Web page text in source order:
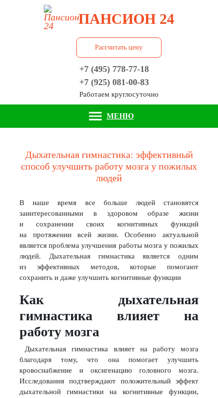
ПАНСИОН 24
Рассчитать цену
+7 (495) 778-77-18
+7 (925) 081-00-83
Работаем круглосуточно
МЕНЮ
Дыхательная гимнастика: эффективный
способ улучшить работу мозга у пожилых
людей
В наше время все больше людей становятся
заинтересованными в здоровом образе жизни
и сохранении своих когнитивных функций
на протяжении всей жизни. Особенно актуальной
является проблема улучшения работы мозга у пожилых
людей. Дыхательная гимнастика является одним
из эффективных методов, которые помогают
сохранить и даже улучшить когнитивные функции
Как дыхательная
гимнастика влияет на
работу мозга
Дыхательная гимнастика влияет на работу мозга
благодаря тому, что она помогает улучшить
кровоснабжение и оксигенацию головного мозга.
Исследования подтверждают положительный эффект
дыхательной гимнастики на когнитивные функции,